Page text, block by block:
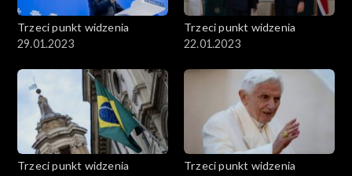
Trzeci punkt widzenia
29.01.2023
Trzeci punkt widzenia
22.01.2023
Trzeci punkt widzenia
Trzeci punkt widzenia